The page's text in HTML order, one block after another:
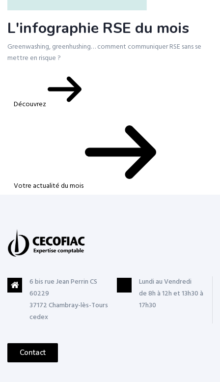
L'infographie RSE du mois
Greenwashing, greenhushing… comment communiquer RSE sans se
mettre en risque ?
Découvrez
Votre actualité du mois
6 bis rue Jean Perrin CS
60229
37172 Chambray-lès-Tours
cedex
Lundi au Vendredi
de 8h à 12h et 13h30 à
17h30
Contact